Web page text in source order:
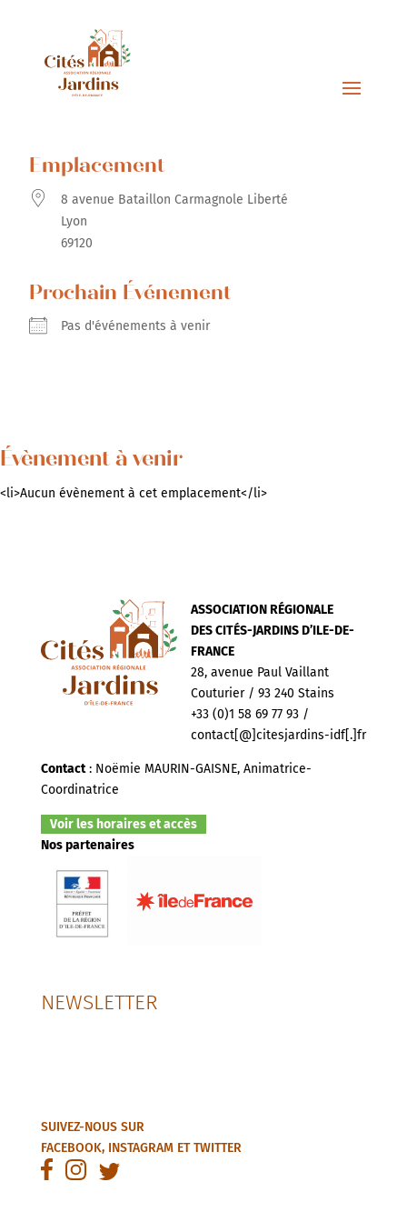
Emplacement
8 avenue Bataillon Carmagnole Liberté
Lyon
69120
Prochain Événement
Pas d'événements à venir
Évènement à venir
<li>Aucun évènement à cet emplacement</li>
ASSOCIATION RÉGIONALE
DES CITÉS-JARDINS D’ILE-DE-
FRANCE
28, avenue Paul Vaillant
Couturier / 93 240 Stains
+33 (0)1 58 69 77 93 /
contact[@]citesjardins-idf[.]fr
Contact: Noëmie MAURIN-GAISNE, Animatrice-
Coordinatrice
Voir les horaires et accès
Nos partenaires
NEWSLETTER
SUIVEZ-NOUS SUR
FACEBOOK, INSTAGRAMETTWITTER